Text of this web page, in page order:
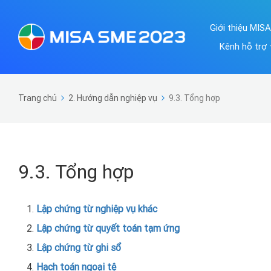
Giới thiệu
Kênh hỗ trợ
Trang chủ 2. Hướng dẫn nghiệp vụ 9.3. Tổng hợp
9.3. Tổng hợp
Lập chứng từ nghiệp vụ khác
Lập chứng từ quyết toán tạm ứng
Lập chứng từ ghi sổ
Hạch toán ngoại tệ